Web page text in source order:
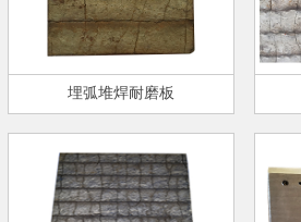
埋弧堆焊耐磨板